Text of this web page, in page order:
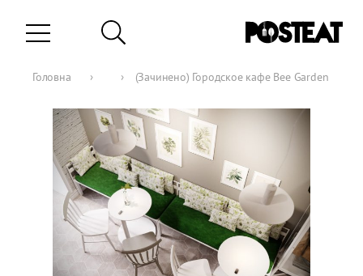
Головна › › (Зачинено) Городское кафе Bee Garden